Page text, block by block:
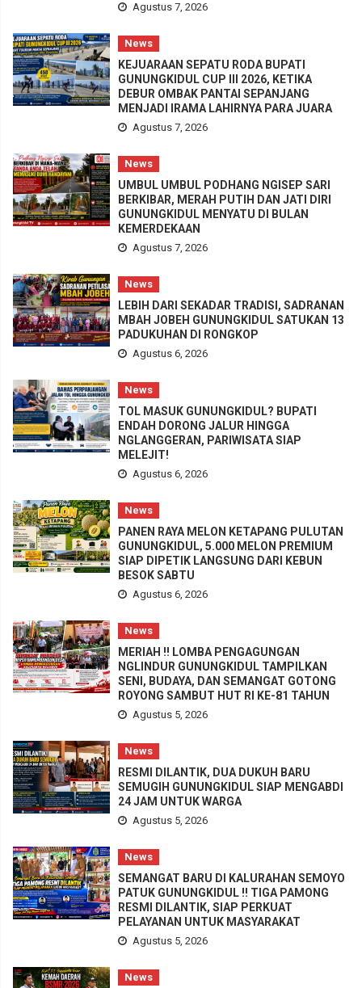
Agustus 7, 2026
News
KEJUARAAN SEPATU RODA BUPATI
GUNUNGKIDUL CUP III 2026, KETIKA
DEBUR OMBAK PANTAI SEPANJANG
MENJADI IRAMA LAHIRNYA PARA JUARA
Agustus 7, 2026
News
UMBUL UMBUL PODHANG NGISEP SARI
BERKIBAR, MERAH PUTIH DAN JATI DIRI
GUNUNGKIDUL MENYATU DI BULAN
KEMERDEKAAN
Agustus 7, 2026
News
LEBIH DARI SEKADAR TRADISI, SADRANAN
MBAH JOBEH GUNUNGKIDUL SATUKAN 13
PADUKUHAN DI RONGKOP
Agustus 6, 2026
News
TOL MASUK GUNUNGKIDUL? BUPATI
ENDAH DORONG JALUR HINGGA
NGLANGGERAN, PARIWISATA SIAP
MELEJIT!
Agustus 6, 2026
News
PANEN RAYA MELON KETAPANG PULUTAN
GUNUNGKIDUL, 5.000 MELON PREMIUM
SIAP DIPETIK LANGSUNG DARI KEBUN
BESOK SABTU
Agustus 6, 2026
News
MERIAH !! LOMBA PENGAGUNGAN
NGLINDUR GUNUNGKIDUL TAMPILKAN
SENI, BUDAYA, DAN SEMANGAT GOTONG
ROYONG SAMBUT HUT RI KE-81 TAHUN
Agustus 5, 2026
News
RESMI DILANTIK, DUA DUKUH BARU
SEMUGIH GUNUNGKIDUL SIAP MENGABDI
24 JAM UNTUK WARGA
Agustus 5, 2026
News
SEMANGAT BARU DI KALURAHAN SEMOYO
PATUK GUNUNGKIDUL !! TIGA PAMONG
RESMI DILANTIK, SIAP PERKUAT
PELAYANAN UNTUK MASYARAKAT
Agustus 5, 2026
News